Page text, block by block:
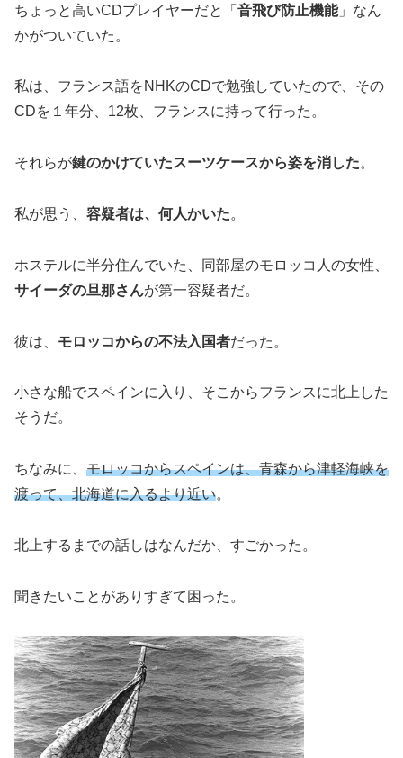
ちょっと高いCDプレイヤーだと「 音飛び防止機能」なん
かがついていた。
私は、フランス語をNHKのCDで勉強していたので、その
CDを１年分、12枚、フランスに持って行った。
それらが鍵のかけていたスーツケースから姿を消した。
私が思う、 容疑者は、何人かいた。
ホステルに半分住んでいた、同部屋のモロッコ人の女性、
サイーダの旦那さんが第一容疑者だ。
彼は、 モロッコからの不法入国者だった。
小さな船でスペインに入り、そこからフランスに北上した
そうだ。
ちなみに、 モロッコからスペインは、青森から津軽海峡を
渡って、北海道に入るより近い。
北上するまでの話しはなんだか、すごかった。
聞きたいことがありすぎて困った。